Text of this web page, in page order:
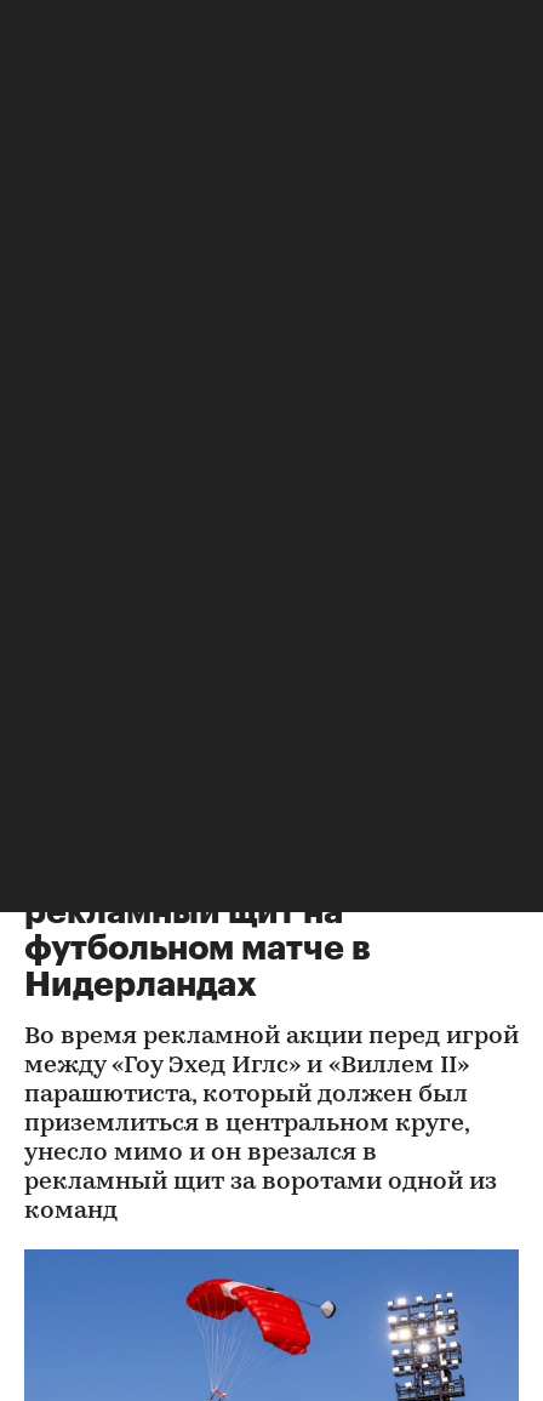
рекламный щит на
футбольном матче в
Нидерландах
Во время рекламной акции перед игрой
между «Гоу Эхед Иглс» и «Виллем II»
парашютиста, который должен был
приземлиться в центральном круге,
унесло мимо и он врезался в
рекламный щит за воротами одной из
команд